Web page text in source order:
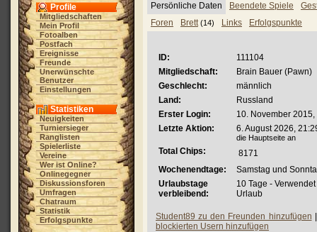
Profile
Mitgliedschaften
Mein Profil
Fotoalben
Postfach
Ereignisse
Freunde
Unerwünschte
Benutzer
Einstellungen
Statistiken
Neuigkeiten
Turniersieger
Ranglisten
Spielerliste
Vereine
Wer ist Online?
Onlinegegner
Diskussionsforen
Umfragen
Chatraum
Statistik
Erfolgspunkte
Persönliche Daten Beendete Spiele
Foren
Brett (14) Links Erfolgspunkte
ID:
111104
Mitgliedschaft:
Brain Bauer (Pawn)
Geschlecht:
männlich
Land:
Russland
Erster Login:
10. November
Letzte Aktion:
6. August 2026,
die Hauptseite an
Total Chips:
8171
Wochenendtage:
Samstag und
Urlaubstage
verbleibend:
10 Tage -
Urlaub
Student89 zu den Freunden hinzufügen
blockierten Usern hinzufügen